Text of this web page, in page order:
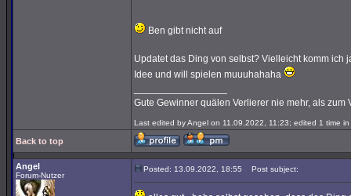
Ben gibt nicht auf
Updatet das Ding von selbst? Vielleicht komm
Idee und will spielen muuuhahaha
Gute Gewinner quälen Verlierer nie mehr, als zum
Last edited by Angel on 11.09.2022, 11:23; edited 1 time in
Back to top
Angel
Forum-Nutzer
Posted: 13.09.2022, 18:55 Post subject: